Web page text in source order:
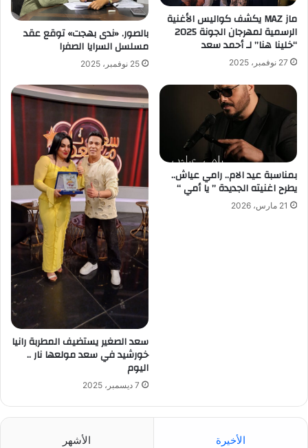
ماز MAZ يكشف كواليس الأغنية
الرسمية لمهرجان الجونة 2025
“خلينا هنا” لـ أحمد سعد
27 نوفمبر، 2025
بالصور. «ندى بهجت» توقع عقد
مسلسل السرايا الصفرا
25 نوفمبر، 2025
بمناسبة عيد الام.. رامي عياش..
يطرح اغنيته الجديدة ” يا أمي “
21 مارس، 2026
سعد الصغير يستضيف المطربة رانيا
خورشيد في سعد مولعها نار ..
اليوم
7 ديسمبر، 2025
الأخيرة الأشهر